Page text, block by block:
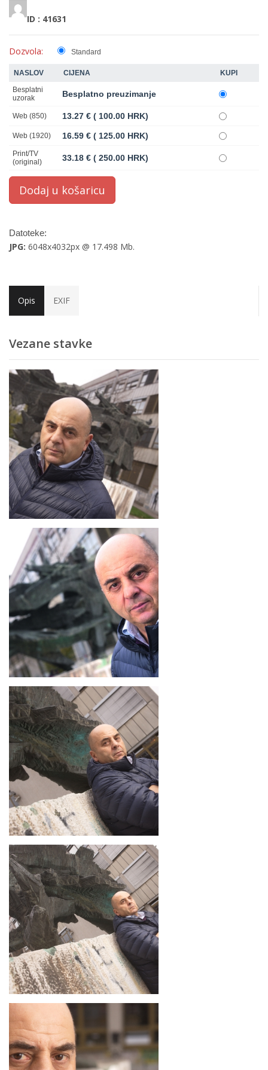
ID : 41631
Dozvola: Standard
NASLOV CIJENA
KUPI
Besplatni
uzorak
Besplatno preuzimanje
Web (850) 13.27 € ( 100.00 HRK)
Web (1920) 16.59 € ( 125.00 HRK)
Print/TV
(original)
33.18 € ( 250.00 HRK)
Datoteke:
JPG: 6048x4032px @ 17.498 Mb.
Opis EXIF
Vezane stavke